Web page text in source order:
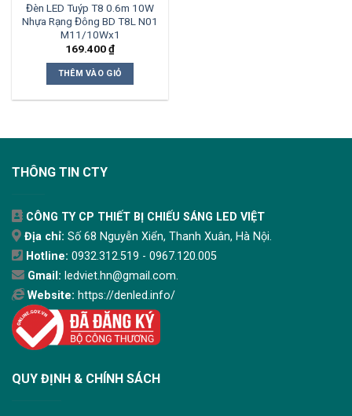
Đèn LED Tuýp T8 0.6m 10W
Nhựa Rạng Đông BD T8L N01
M11/10Wx1
169.400₫
THÊM VÀO GIỎ
THÔNG TIN CTY
CÔNG TY CP THIẾT BỊ CHIẾU SÁNG LED VIỆT
Địa chỉ: Số 68 Nguyễn Xiển, Thanh Xuân, Hà Nội.
Hotline: 0932.312.519 - 0967.120.005
Gmail: ledviet.hn@gmail.com.
Website: https://denled.info/
QUY ĐỊNH & CHÍNH SÁCH